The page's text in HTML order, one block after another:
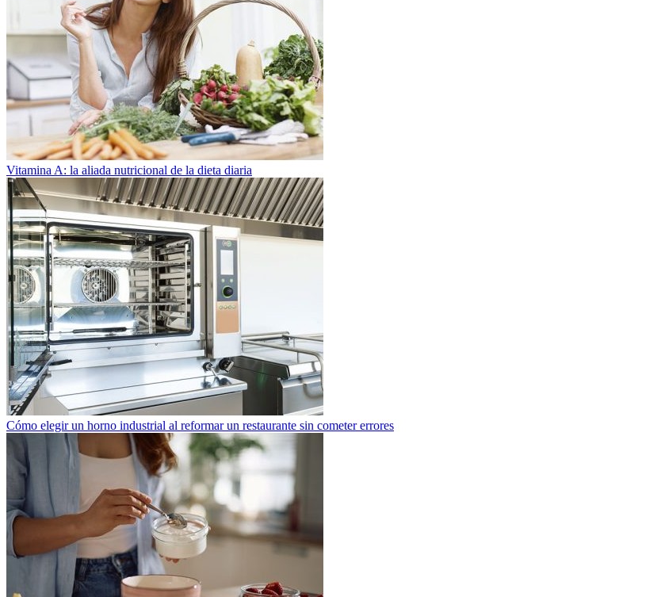
Vitamina A: la aliada nutricional de la dieta diaria
Cómo elegir un horno industrial al reformar un restaurante sin cometer errores